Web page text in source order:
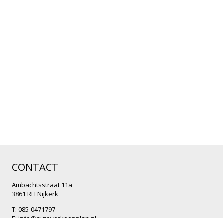
CONTACT
Ambachtsstraat 11a
3861 RH Nijkerk
T: 085-0471797